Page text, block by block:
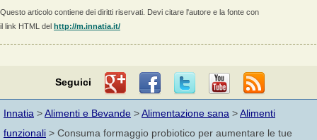
Questo articolo contiene dei diritti riservati. Devi citare l'autore e la fonte con
il link HTML del http://m.innatia.it/
Seguici
Innatia >Alimenti e Bevande >Alimentazione sana >Alimenti
funzionali > Consuma formaggio probiotico per aumentare le tue